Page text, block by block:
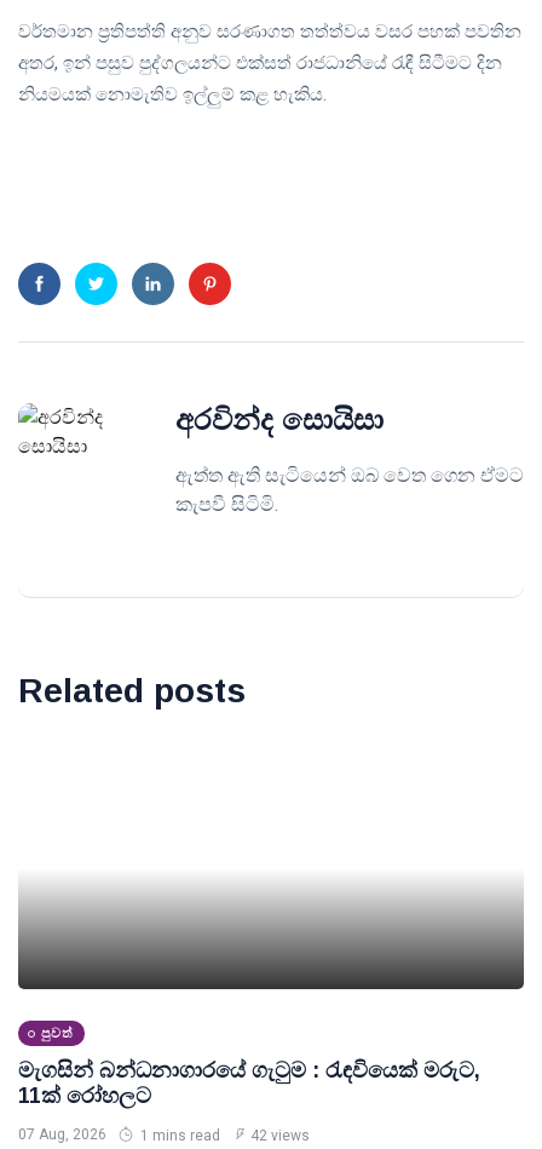
වර්තමාන ප්‍රතිපත්ති අනුව සරණාගත තත්ත්වය වසර පහක් පවතින
අතර, ඉන් පසුව පුද්ගලයන්ට එක්සත් රාජධානියේ රැඳී සිටීමට දින
නියමයක් නොමැතිව ඉල්ලුම් කළ හැකිය.
අරවින්ද සොයිසා
ඇත්ත ඇති සැටියෙන් ඔබ වෙත ගෙන ඒමට
කැපවී සිටිමි.
Related posts
පුවත්
මැගසින් බන්ධනාගාරයේ ගැටුම : රැඳවියෙක් මරුට,
11ක් රෝහලට
07 Aug, 2026 1 mins read 42 views